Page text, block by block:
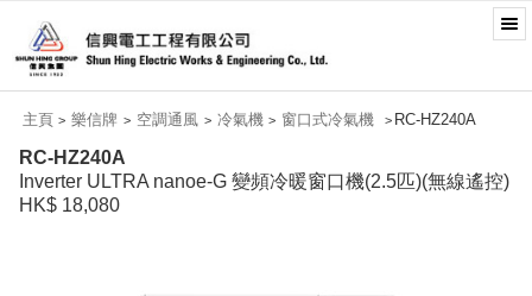
主頁 > 樂信牌 > 空調通風 > 冷氣機 > 窗口式冷氣機 > RC-HZ240A
RC-HZ240A
Inverter ULTRA nanoe-G 變頻冷暖窗口機(2.5匹)(無線遙控)
HK$ 18,080